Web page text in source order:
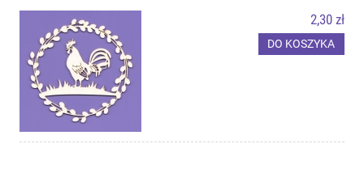
2,30 zł
DO KOSZYKA